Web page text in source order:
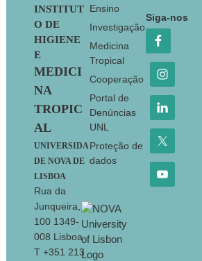
Footer
INSTITUT
O DE
HIGIENE
E
MEDICI
NA
TROPIC
AL
UNIVERSIDA
DE NOVA DE
LISBOA
Rua da
Junqueira,
100 1349-
008 Lisboa
T +351 213
Ensino
Investigação
Medicina
Tropical
Cooperação
Portal de
Denúncias
UNL
Proteção de
dados
Siga-nos